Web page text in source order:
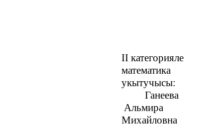
II категорияле
математика
укытучысы:
Ганеева
Альмира
Михайловна